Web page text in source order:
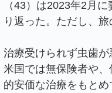
（43）は2023年2月
り返った。ただし、
治療受けられず虫歯が
米国では無保険者や
的安価な治療をもとめ